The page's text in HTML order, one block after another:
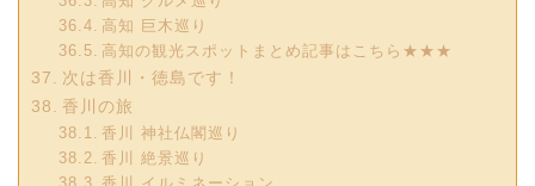
高知 巨木巡り
高知の観光スポットまとめ記事はこちら★★★
次は香川・徳島です！
香川の旅
香川 神社仏閣巡り
香川 絶景巡り